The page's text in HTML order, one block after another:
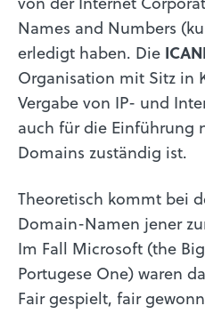
Names and Numbers
erledigt haben. Die
Organisation mit Sitz in
Vergabe von IP- und
auch für die Einführung
Domains zuständig ist.
Theoretisch kommt bei
Domain-Namen jener
Im Fall Microsoft (the
Portugese One) waren
Fair gespielt, fair